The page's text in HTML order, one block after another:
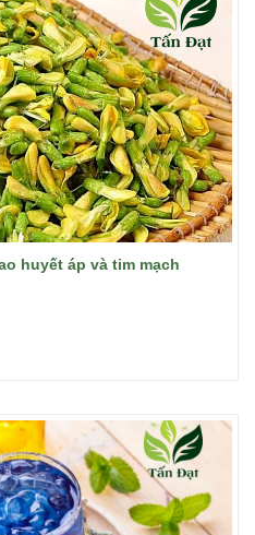
huyết áp và tim mạch